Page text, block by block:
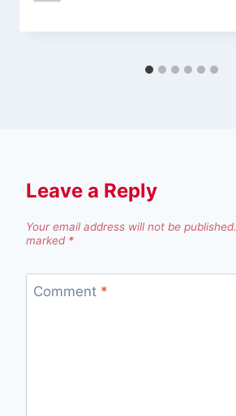
Leave a Reply
Your email address will not be published.
marked *
Comment *